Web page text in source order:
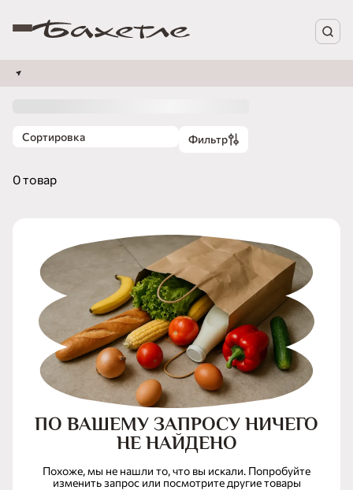
Сортировка Фильтр
0 товар
ПО ВАШЕМУ ЗАПРОСУ НИЧЕГО
НЕ НАЙДЕНО
Похоже, мы не нашли то, что вы искали. Попробуйте
изменить запрос или посмотрите другие товары